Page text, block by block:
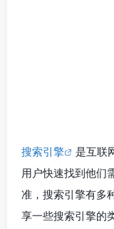
搜索引擎
是互联
用户快速找到他们
准，搜索引擎有多
享一些搜索引擎的